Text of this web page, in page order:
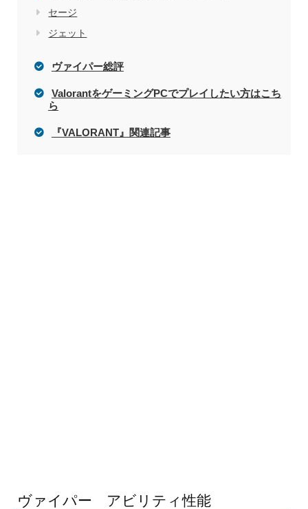
セージ
ジェット
ヴァイパー総評
ValorantをゲーミングPCでプレイしたい方はこち
ら
『VALORANT』関連記事
ヴァイパー アビリティ性能